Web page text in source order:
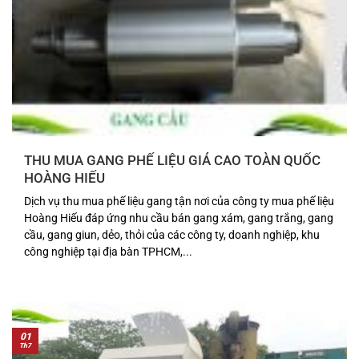
THU MUA GANG PHẾ LIỆU GIÁ CAO TOÀN QUỐC
HOÀNG HIẾU
Dịch vụ thu mua phế liệu gang tận nơi của công ty mua phế liệu
Hoàng Hiếu đáp ứng nhu cầu bán gang xám, gang trắng, gang
cầu, gang giun, dẻo, thỏi của các công ty, doanh nghiệp, khu
công nghiệp tại địa bàn TPHCM,...
01
Th7